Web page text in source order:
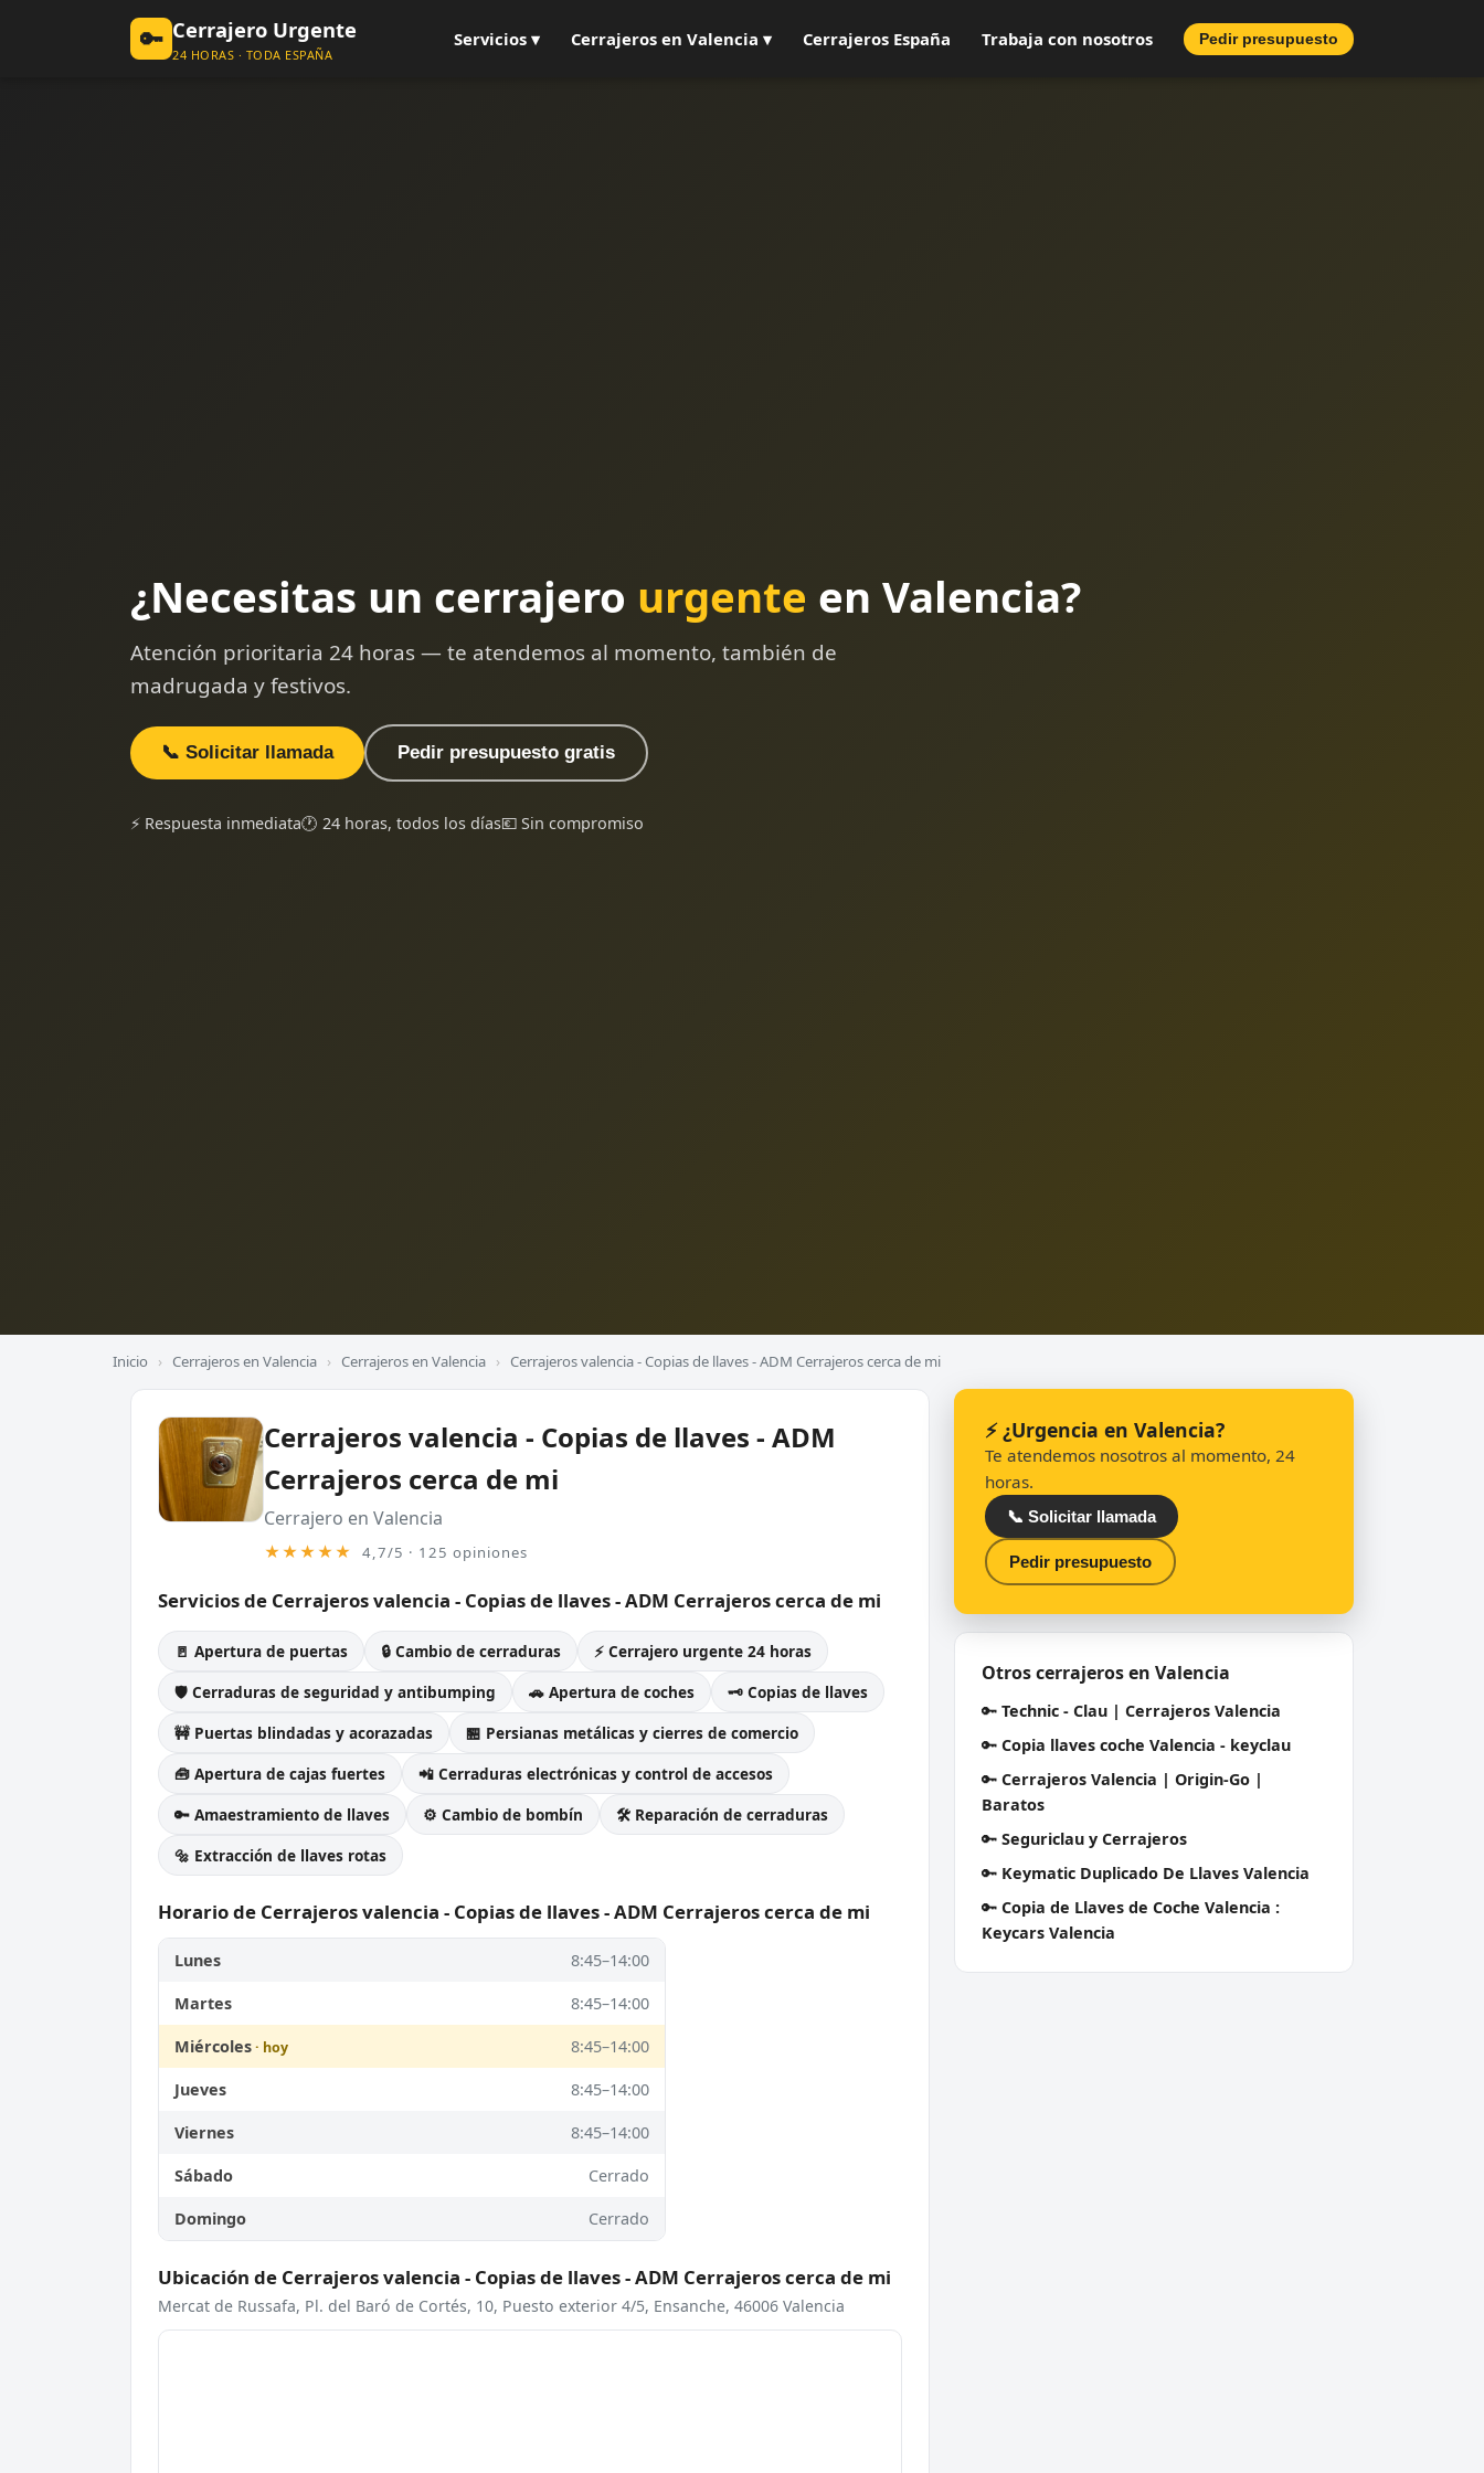
🔑 Cerrajero Urgente
24 HORAS · TODA ESPAÑA
Servicios ▾ Cerrajeros en Valencia ▾ Cerrajeros España Trabaja con nosotros Pedir presupuesto
¿Necesitas un cerrajero urgente en Valencia?
Atención prioritaria 24 horas — te atendemos al momento, también de
madrugada y festivos.
📞 Solicitar llamada Pedir presupuesto gratis
⚡ Respuesta inmediata🕐 24 horas, todos los días💶 Sin compromiso
Inicio › Cerrajeros en Valencia › Cerrajeros en Valencia › Cerrajeros valencia - Copias de llaves - ADM Cerrajeros cerca de mi
Cerrajeros valencia - Copias de llaves - ADM
Cerrajeros cerca de mi
Cerrajero en Valencia
★★★★★ 4,7/5 · 125 opiniones
Servicios de Cerrajeros valencia - Copias de llaves - ADM Cerrajeros cerca de mi
🚪 Apertura de puertas 🔒 Cambio de cerraduras
⚡ Cerrajero urgente 24 horas
🛡️ Cerraduras de seguridad y antibumping
🚗 Apertura de coches
🗝️ Copias de llaves
🚧 Puertas blindadas y acorazadas
🏪 Persianas metálicas y cierres de comercio
🧰 Apertura de cajas fuertes
📲 Cerraduras electrónicas y control de accesos
🔑 Amaestramiento de llaves
⚙️ Cambio de bombín
🛠️ Reparación de cerraduras
🔩 Extracción de llaves rotas
Horario de Cerrajeros valencia - Copias de llaves - ADM Cerrajeros cerca de mi
Lunes 8:45–14:00
Martes 8:45–14:00
Miércoles 8:45–14:00
Jueves 8:45–14:00
Viernes 8:45–14:00
Sábado Cerrado
Domingo Cerrado
Ubicación de Cerrajeros valencia - Copias de llaves - ADM Cerrajeros cerca de mi
Mercat de Russafa, Pl. del Baró de Cortés, 10, Puesto exterior 4/5, Ensanche, 46006 Valencia
⚡ ¿Urgencia en Valencia?
Te atendemos nosotros al momento, 24
horas.
📞 Solicitar llamada
Pedir presupuesto
Otros cerrajeros en Valencia
🔑 Technic - Clau | Cerrajeros Valencia
🔑 Copia llaves coche Valencia - keyclau
🔑 Cerrajeros Valencia | Origin-Go |
Baratos
🔑 Seguriclau y Cerrajeros
🔑 Keymatic Duplicado De Llaves Valencia
🔑 Copia de Llaves de Coche Valencia :
Keycars Valencia